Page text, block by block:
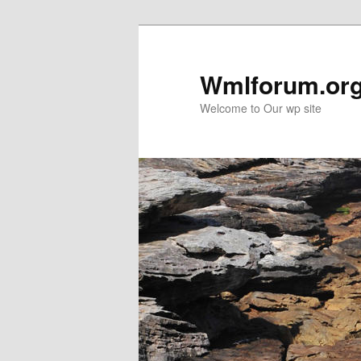
Welcome to Our wp site